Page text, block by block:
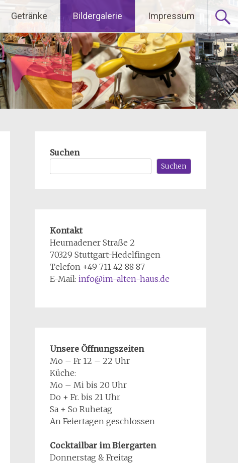
Getränke Bildergalerie Impressum
Suchen
Suchen
Kontakt
Heumadener Straße 2
70329 Stuttgart-Hedelfingen
Telefon +49 711 42 88 87
E-Mail: info@im-alten-haus.de
Unsere Öffnungszeiten
Mo – Fr 12 – 22 Uhr
Küche:
Mo – Mi bis 20 Uhr
Do + Fr. bis 21 Uhr
Sa + So Ruhetag
An Feiertagen geschlossen
Cocktailbar im Biergarten
Donnerstag & Freitag